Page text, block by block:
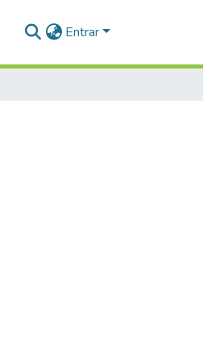
Entrar